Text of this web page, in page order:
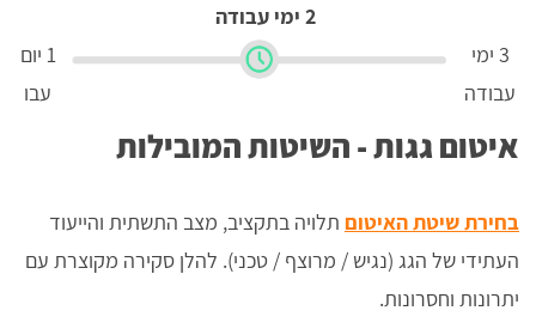
2 ימי עבודה
3 ימי
עבודה
1 יום
עבו
איטום גגות - השיטות המובילות
בחירת שיטת האיטום תלויה בתקציב, מצב התשתית והייעוד
העתידי של הגג (נגיש / מרוצף / טכני). להלן סקירה מקוצרת עם
יתרונות וחסרונות.